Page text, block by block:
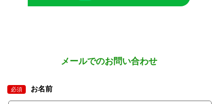
メールでのお問い合わせ
必須 お名前